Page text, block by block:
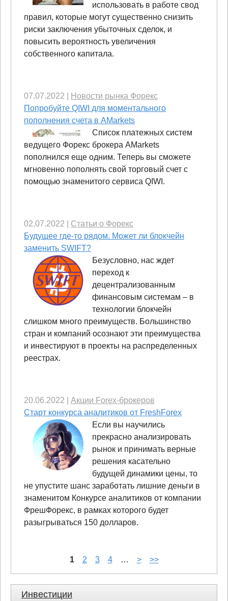
использовать в работе свод
правил, которые могут существенно снизить
риски заключения убыточных сделок, и
повысить вероятность увеличения
собственного капитала.
07.07.2022
Новости рынка Форекс
Попробуйте QIWI для моментального
пополнения счета в AMarkets
Список платежных систем
ведущего Форекс брокера AMarkets
пополнился еще одним. Теперь вы сможете
мгновенно пополнять свой торговый счет с
помощью знаменитого сервиса QIWI.
02.07.2022
Статьи о Форекс
Будущее где-то рядом. Может ли блокчейн
заменить SWIFT?
Безусловно, нас ждет
переход к
децентрализованным
финансовым системам – в
технологии блокчейн
слишком много преимуществ. Большинство
стран и компаний осознают эти преимущества
и инвестируют в проекты на распределенных
реестрах.
20.06.2022
Акции Forex-брокеров
Старт конкурса аналитиков от FreshForex
Если вы научились
прекрасно анализировать
рынок и принимать верные
решения касательно
будущей динамики цены, то
не упустите шанс заработать лишние деньги в
знаменитом Конкурсе аналитиков от компании
ФрешФорекс, в рамках которого будет
разыгрываться 150 долларов.
1 2 3 4 … > >>
Инвестиции